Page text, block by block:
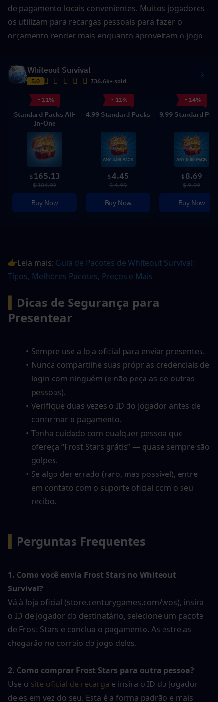
de pagamento locais convenientes. Muitos jogadores
os utilizam para recargas pessoais para fazer o
orçamento render mais enquanto aproveitam o jogo.
Whiteout Survival
5.0 736.6k+ sold
- 11%
Standard Packs All-
In-One
$ 165.13
$ 184.99
Buy Now
- 11%
4.99 Standard Packs
$4.45
$ 4.99
Buy Now
- 14%
9.99 Standard
$ 8.69
$ 9.99
Buy Now
👉Leia mais: Guia de Pacotes de Whiteout Survival:
Tipos, Melhores Pacotes, Preços e Mais
Dicas de Segurança para
Presentear
Sempre use a loja oficial para enviar presentes.
Nunca compartilhe suas próprias credenciais de
login com ninguém (e não peça as de outras
pessoas).
Verifique duas vezes o ID do Jogador antes de
confirmar o pagamento.
Tenha cuidado com qualquer pessoa que
ofereça “Frost Stars grátis” — quase sempre são
golpes.
Se algo der errado (raro, mas possível), entre
em contato com o suporte oficial com o seu
recibo.
Perguntas Frequentes
1. Como você envia Frost Stars no Whiteout
Survival?
Vá à loja oficial (store.centurygames.com/wos), insira
o ID de Jogador do destinatário, selecione um pacote
de Frost Stars e conclua o pagamento. As estrelas
chegarão no correio do jogo deles.
2. Como comprar Frost Stars para outra pessoa?
Use o site oficial de recarga e insira o ID do Jogador
deles em vez do seu. Esta é a forma padrão e mais